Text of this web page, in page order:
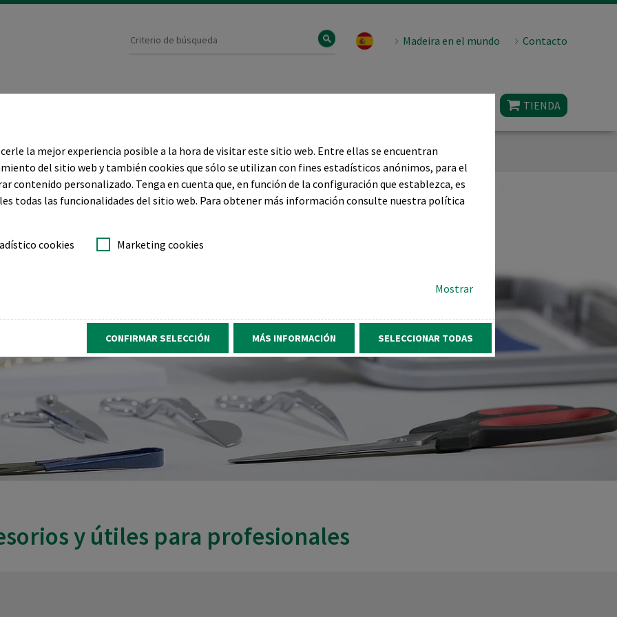
la mejor experiencia posible a la hora de visitar este sitio web. Entre ellas se encuentran
del sitio web y también cookies que sólo se utilizan con fines estadísticos anónimos, para el
contenido personalizado. Tenga en cuenta que, en función de la configuración que establezca, es
todas las funcionalidades del sitio web. Para obtener más información consulte nuestra política
cookies Marketing cookies
Mostrar
CONFIRMAR SELECCIÓN MÁS INFORMACIÓN SELECCIONAR TODAS
Madeira en el mundo Contacto
TIENDA
industrial
y útiles para profesionales